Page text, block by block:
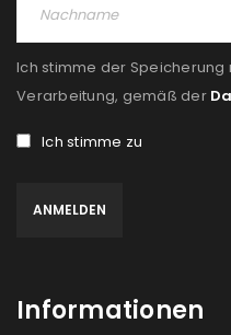
Ich stimme der
Verarbeitung, gemäß der
Ich stimme zu
Informationen